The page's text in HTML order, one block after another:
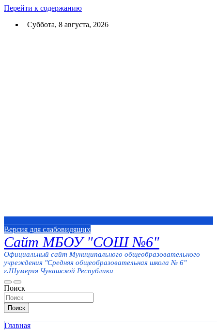
Перейти к содержанию
Суббота, 8 августа, 2026
Версия для слабовидящих
Сайт МБОУ "СОШ №6"
Официальный сайт Муниципального общеобразовательного
учреждения "Средняя общеобразовательная школа № 6"
г.Шумерля Чувашской Республики
Поиск
Поиск
Главная